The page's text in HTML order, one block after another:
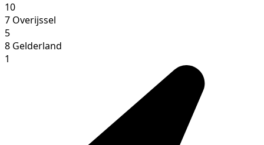
10
7 Overijssel
5
8 Gelderland
1